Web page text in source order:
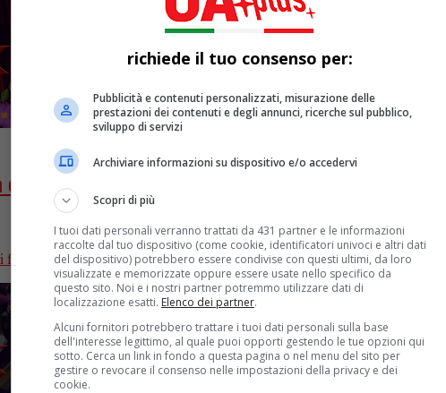
Luigi Tenco con “Ciao amore ciao”
finale di “Vorrei cantarti fra cent’anni” tra Luigi Tenco e Lucio
richiede il tuo consenso per:
Pubblicità e contenuti personalizzati, misurazione delle
prestazioni dei contenuti e degli annunci, ricerche sul pubblico,
sviluppo di servizi
Archiviare informazioni su dispositivo e/o accedervi
Scopri di più
I tuoi dati personali verranno trattati da 431 partner e le informazioni
raccolte dal tuo dispositivo (come cookie, identificatori univoci e altri dati
del dispositivo) potrebbero essere condivise con questi ultimi, da loro
visualizzate e memorizzate oppure essere usate nello specifico da
questo sito. Noi e i nostri partner potremmo utilizzare dati di
localizzazione esatti. Elenco dei partner.
Alcuni fornitori potrebbero trattare i tuoi dati personali sulla base
dell'interesse legittimo, al quale puoi opporti gestendo le tue opzioni qui
sotto. Cerca un link in fondo a questa pagina o nel menu del sito per
gestire o revocare il consenso nelle impostazioni della privacy e dei
cookie.